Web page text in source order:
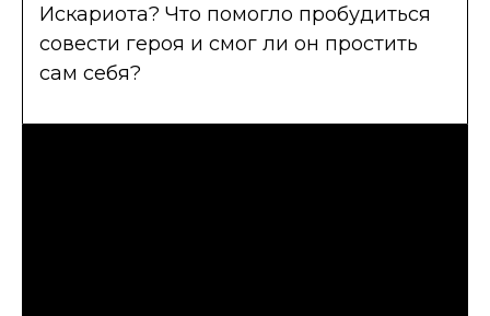
Искариота? Что помогло пробудиться
совести героя и смог ли он простить
сам себя?